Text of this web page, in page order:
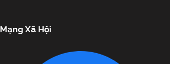
Mạng Xã Hội